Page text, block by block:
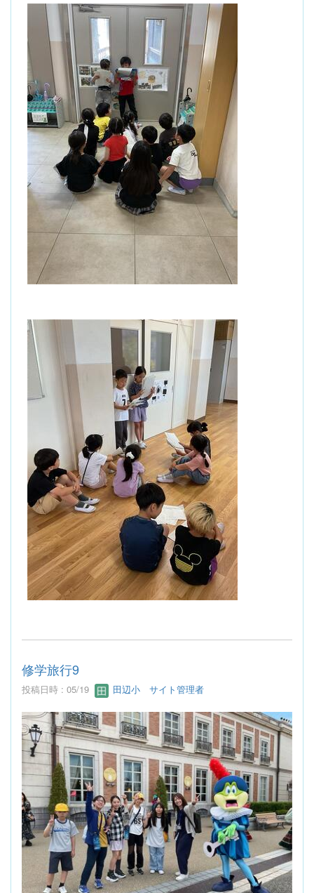
修学旅行9
投稿日時 : 05/19 田辺小 サイト管理者